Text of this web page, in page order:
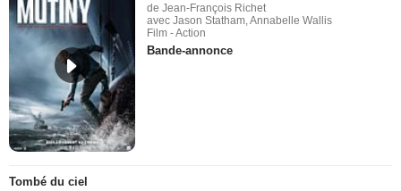
de Jean-François Richet
avec Jason Statham, Annabelle Wallis
Film - Action
Bande-annonce
Tombé du ciel